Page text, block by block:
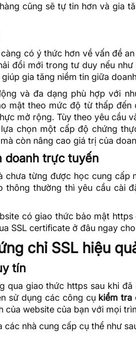
cũng sẽ tự tin hơn và gia
có ý thức hơn về vấn đề
đổi mới trong tư duy nếu
gia tăng niềm tin giữa
và đa dạng phù hợp với
mật theo mức độ từ thấp đến
mở rộng. Tùy theo yêu cầu
chọn một cấp độ chứng
còn nâng cao giá trị của
doanh trực tuyến
chưa từng được học cung cấp
thông thường thì yêu cầu cài
có giao thức bảo mật
SSL certificate ở đâu ngay
chỉ SSL hiệu
tín
qua giao thức https sau khi
sử dụng các công cụ kiểm tra
website của bạn với mọi
nhà cung cấp cụ thể như